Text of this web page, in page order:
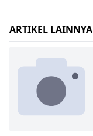
ARTIKEL LAINNYA